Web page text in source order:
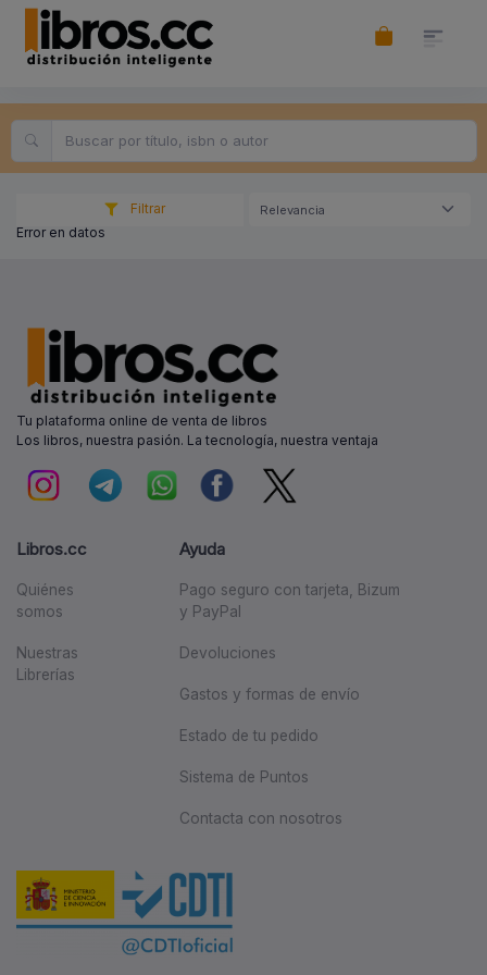
Filtrar Relevancia
Error en datos
Tu plataforma online de venta de libros
Los libros, nuestra pasión. La tecnología, nuestra ventaja
Libros.cc
Quiénes
somos
Nuestras
Librerías
Ayuda
Pago seguro con tarjeta, Bizum
y PayPal
Devoluciones
Gastos y formas de envío
Estado de tu pedido
Sistema de Puntos
Contacta con nosotros